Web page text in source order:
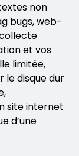
non
bugs, web-
et vos
limitée,
le disque dur
site internet
d’une